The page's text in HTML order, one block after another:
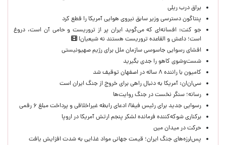
یراق درب ریلی
پنتاگون دسترسی وزیر سابق نیروی هوایی آمریکا را قطع کرد
جو کنت: افسانه‌ای که می‌گوید ایران پر از تروریست و حامی آن است، دروغ
است؛ داعش و القاعده تروریست هستند نه شیعیان!
افشای رسوایی جاسوسی سازمان ملل برای رژیم صهیونیستی
شست‌وشوی کاهو را جدی بگیرید
کامیون با راننده ۸ ساله در اصفهان توقیف شد
سی‌ان‌ان: آمریکا به دنبال راهی برای خروج از جنگ ایران است
رسانه؛ سنگر نخست در جنگ روایت‌ها
رسوایی جدید برای رئیس فیفا/ ادعای رابطه غیراخلاقی و پرداخت مبلغ ۶ رقمی
برکناری شوکه‌کننده فرمانده لشکر پنجم ارتش آمریکا در اروپا
حركت در ميدان مين
پس‌لرزه‌های جنگ ایران؛ قیمت جهانی مواد غذایی به شدت افزایش یافت